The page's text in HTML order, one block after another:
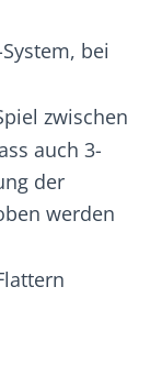
bei
zwischen
auch 3-
der
werden